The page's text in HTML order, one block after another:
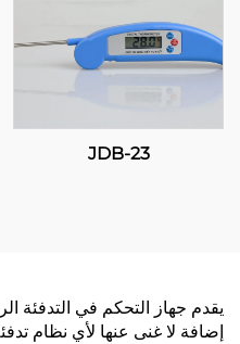
JDB-23
يقدم جهاز التحكم في التدفئة
إضافة لا غنى عنها لأي نظام